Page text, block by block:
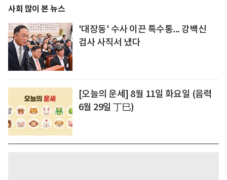
사회 많이 본 뉴스
'대장동' 수사 이끈 특수통... 강백신
검사 사직서 냈다
[오늘의 운세] 8월 11일 화요일 (음력
6월 29일 丁巳)